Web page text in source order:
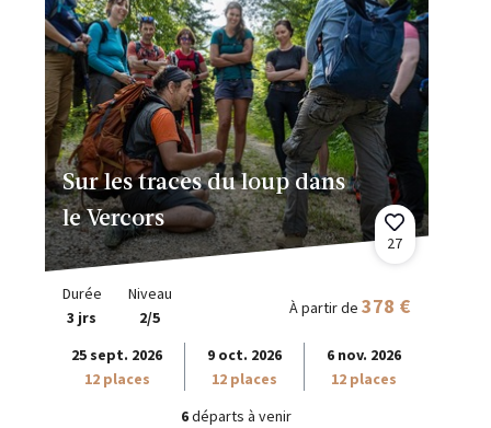
Sur les traces du loup dans
le Vercors
27
Durée
3 jrs
Niveau
2/5
À partir de 378 €
25 sept. 2026
12 places
9 oct. 2026
12 places
6 nov. 2026
12 places
6départs à venir